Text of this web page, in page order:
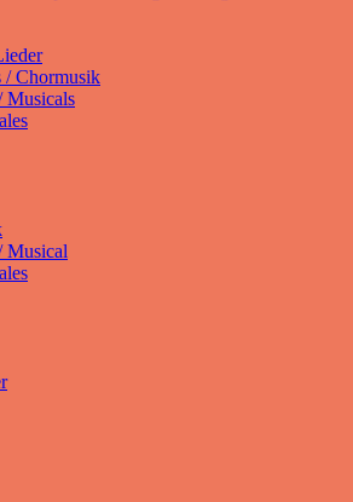
/ Chormusik
Musicals
Musical